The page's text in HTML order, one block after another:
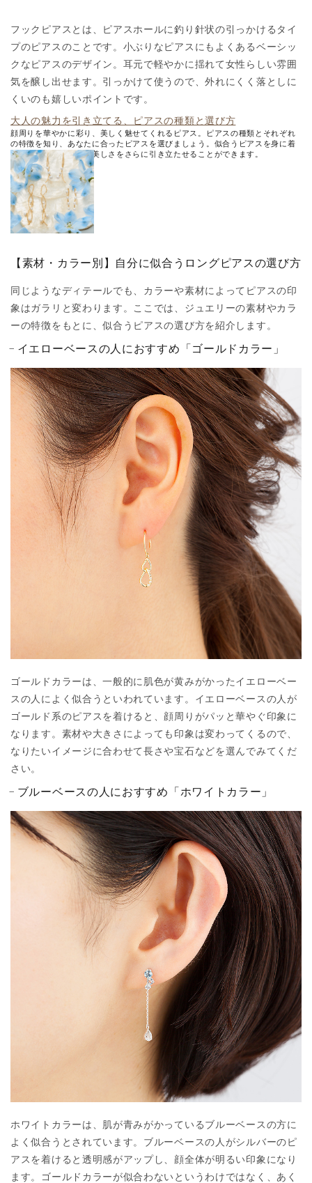
フックピアスとは、ピアスホールに釣り針状の引っかけるタイ
プのピアスのことです。小ぶりなピアスにもよくあるベーシッ
クなピアスのデザイン。耳元で軽やかに揺れて女性らしい雰囲
気を醸し出せます。引っかけて使うので、外れにくく落としに
くいのも嬉しいポイントです。
大人の魅力を引き立てる、ピアスの種類と選び方
顔周りを華やかに彩り、美しく魅せてくれるピアス。ピアスの種類とそれぞれ
の特徴を知り、あなたに合ったピアスを選びましょう。似合うピアスを身に着
けることで、あなたの美しさをさらに引き立たせることができます。
【素材・カラー別】自分に似合うロングピアスの選び方
同じようなディテールでも、カラーや素材によってピアスの印
象はガラリと変わります。ここでは、ジュエリーの素材やカラ
ーの特徴をもとに、似合うピアスの選び方を紹介します。
イエローベースの人におすすめ「ゴールドカラー」
ゴールドカラーは、一般的に肌色が黄みがかったイエローベー
スの人によく似合うといわれています。イエローベースの人が
ゴールド系のピアスを着けると、顔周りがパッと華やぐ印象に
なります。素材や大きさによっても印象は変わってくるので、
なりたいイメージに合わせて長さや宝石などを選んでみてくだ
さい。
ブルーベースの人におすすめ「ホワイトカラー」
ホワイトカラーは、肌が青みがかっているブルーベースの方に
よく似合うとされています。ブルーベースの人がシルバーのピ
アスを着けると透明感がアップし、顔全体が明るい印象になり
ます。ゴールドカラーが似合わないというわけではなく、あく